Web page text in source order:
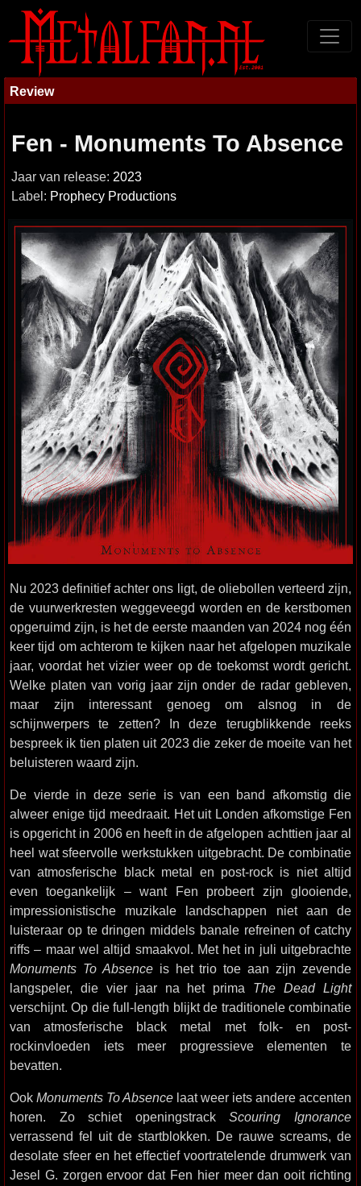
Review
Fen - Monuments To Absence
Jaar van release: 2023
Label: Prophecy Productions
Nu 2023 definitief achter ons ligt, de oliebollen verteerd zijn,
de vuurwerkresten weggeveegd worden en de kerstbomen
opgeruimd zijn, is het de eerste maanden van 2024 nog één
keer tijd om achterom te kijken naar het afgelopen muzikale
jaar, voordat het vizier weer op de toekomst wordt gericht.
Welke platen van vorig jaar zijn onder de radar gebleven,
maar zijn interessant genoeg om alsnog in de
schijnwerpers te zetten? In deze terugblikkende reeks
bespreek ik tien platen uit 2023 die zeker de moeite van het
beluisteren waard zijn.
De vierde in deze serie is van een band afkomstig die
alweer enige tijd meedraait. Het uit Londen afkomstige Fen
is opgericht in 2006 en heeft in de afgelopen achttien jaar al
heel wat sfeervolle werkstukken uitgebracht. De combinatie
van atmosferische black metal en post-rock is niet altijd
even toegankelijk – want Fen probeert zijn glooiende,
impressionistische muzikale landschappen niet aan de
luisteraar op te dringen middels banale refreinen of catchy
riffs – maar wel altijd smaakvol. Met het in juli uitgebrachte
Monuments To Absenceis het trio toe aan zijn zevende
langspeler, die vier jaar na het prima The Dead Light
verschijnt. Op die full-length blijkt de traditionele combinatie
van atmosferische black metal met folk- en post-
rockinvloeden iets meer progressieve elementen te
bevatten.
Ook Monuments To Absence laat weer iets andere accenten
horen. Zo schiet openingstrackScouring Ignorance
verrassend fel uit de startblokken. De rauwe screams, de
desolate sfeer en het effectief voortratelende drumwerk van
Jesel G. zorgen ervoor dat Fen hier meer dan ooit richting